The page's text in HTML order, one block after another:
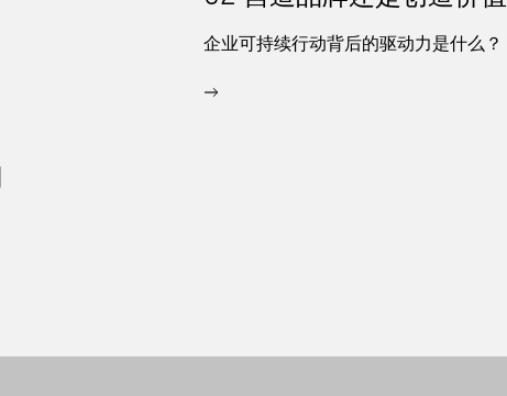
企业可持续行动背后的驱动力是什么？